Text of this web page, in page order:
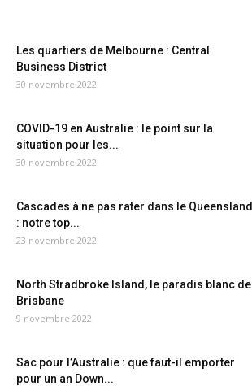
Les quartiers de Melbourne : Central
Business District
30 novembre 2022
COVID-19 en Australie : le point sur la
situation pour les...
30 novembre 2022
Cascades à ne pas rater dans le Queensland
: notre top...
23 novembre 2022
North Stradbroke Island, le paradis blanc de
Brisbane
9 novembre 2022
Sac pour l’Australie : que faut-il emporter
pour un an Down...